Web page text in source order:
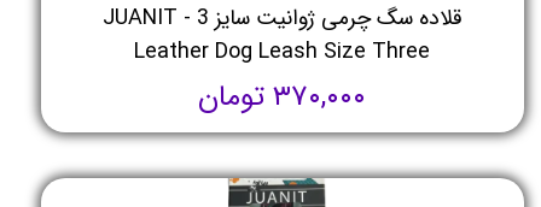
قلاده سگ چرمی ژوانیت سایز 3 - JUANIT
Leather Dog Leash Size Three
۳۷۰,۰۰۰ تومان